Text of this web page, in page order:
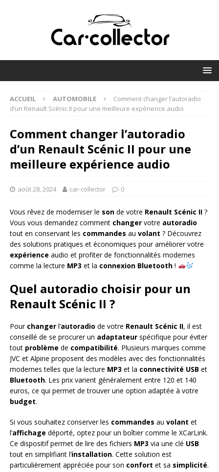
ACCUEIL AUTOMOBILE
Comment changer l’autoradio
d’un Renault Scénic II pour une meilleure expérience audio
Comment changer l’autoradio
d’un Renault Scénic II pour une
meilleure expérience audio
août 28, 2024 car-collector 0
Vous rêvez de moderniser le son de votre Renault Scénic II ?
Vous vous demandez comment changer votre autoradio
tout en conservant les commandes au volant ? Découvrez
des solutions pratiques et économiques pour améliorer votre
expérience audio et profiter de fonctionnalités modernes
comme la lecture MP3 et la connexion Bluetooth !
Quel autoradio choisir pour un
Renault Scénic II ?
Pour changer l’autoradio de votre Renault Scénic II, il est
conseillé de se procurer un adaptateur spécifique pour éviter
tout problème de compatibilité. Plusieurs marques comme
JVC et Alpine proposent des modèles avec des fonctionnalités
modernes telles que la lecture MP3 et la connectivité USB et
Bluetooth. Les prix varient généralement entre 120 et 140
euros, ce qui permet de trouver une option adaptée à votre
budget.
Si vous souhaitez conserver les commandes au volant et
l’affichage déporté, optez pour un boîtier comme le XCarLink.
Ce dispositif permet de lire des fichiers MP3 via une clé USB
tout en simplifiant l’installation. Cette solution est
particulièrement appréciée pour son confort et sa simplicité.